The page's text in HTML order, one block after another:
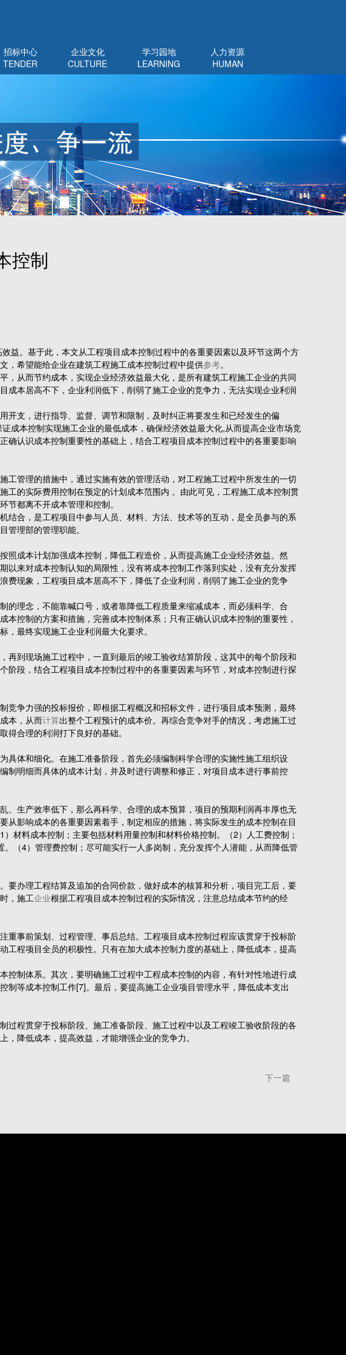
招标中心
TENDER
企业文化
CULTURE
学习园地
LEARNING
人力资源
HUMAN
控制
益。基于此，本文从工程项目成本控制过程中的各重要因素以及环节这两个方
，希望能给企业在建筑工程施工成本控制过程中提供参考。
从而节约成本，实现企业经济效益最大化，是所有建筑工程施工企业的共同
本居高不下，企业利润低下，削弱了施工企业的竞争力，无法实现企业利润
支，进行指导、监督、调节和限制，及时纠正将要发生和已经发生的偏
成本控制实现施工企业的最低成本，确保经济效益最大化,从而提高企业市场竞
认识成本控制重要性的基础上，结合工程项目成本控制过程中的各重要影响
管理的措施中，通过实施有效的管理活动，对工程施工过程中所发生的一切
的实际费用控制在预定的计划成本范围内 。由此可见，工程施工成本控制贯
都离不开成本管理和控制。
合，是工程项目中参与人员、材料、方法、技术等的互动，是全员参与的系
管理部的管理职能。
成本计划加强成本控制，降低工程造价，从而提高施工企业经济效益。然
来对成本控制认知的局限性，没有将成本控制工作落到实处，没有充分发挥
现象，工程项目成本居高不下，降低了企业利润，削弱了施工企业的竞争
理念，不能靠喊口号，或者靠降低工程质量来缩减成本，而必须科学、合
控制的方案和措施，完善成本控制体系；只有正确认识成本控制的重要性，
最终实现施工企业利润最大化要求。
到现场施工过程中，一直到最后的竣工验收结算阶段，这其中的每个阶段和
段，结合工程项目成本控制过程中的各重要因素与环节，对成本控制进行探
争力强的投标报价，即根据工程概况和招标文件，进行项目成本预测，最终
本，从而计算出整个工程预计的成本价。再综合竞争对手的情况，考虑施工过
合理的利润打下良好的基础。
体和细化。在施工准备阶段，首先必须编制科学合理的实施性施工组织设
明细而具体的成本计划，并及时进行调整和修正，对项目成本进行事前控
生产效率低下，那么再科学、合理的成本预算，项目的预期利润再丰厚也无
影响成本的各重要因素着手，制定相应的措施，将实际发生的成本控制在目
材料成本控制；主要包括材料用量控制和材料价格控制。（2）人工费控制；
（4）管理费控制；尽可能实行一人多岗制，充分发挥个人潜能，从而降低管
办理工程结算及追加的合同价款，做好成本的核算和分析，项目完工后，要
，施工企业根据工程项目成本控制过程的实际情况，注意总结成本节约的经
事前策划、过程管理、事后总结。工程项目成本控制过程应该贯穿于投标阶
程项目全员的积极性。只有在加大成本控制力度的基础上，降低成本，提高
制体系。其次，要明确施工过程中工程成本控制的内容，有针对性地进行成
等成本控制工作[7]。最后，要提高施工企业项目管理水平，降低成本支出
程贯穿于投标阶段、施工准备阶段、施工过程中以及工程竣工验收阶段的各
降低成本，提高效益，才能增强企业的竞争力。
下一篇